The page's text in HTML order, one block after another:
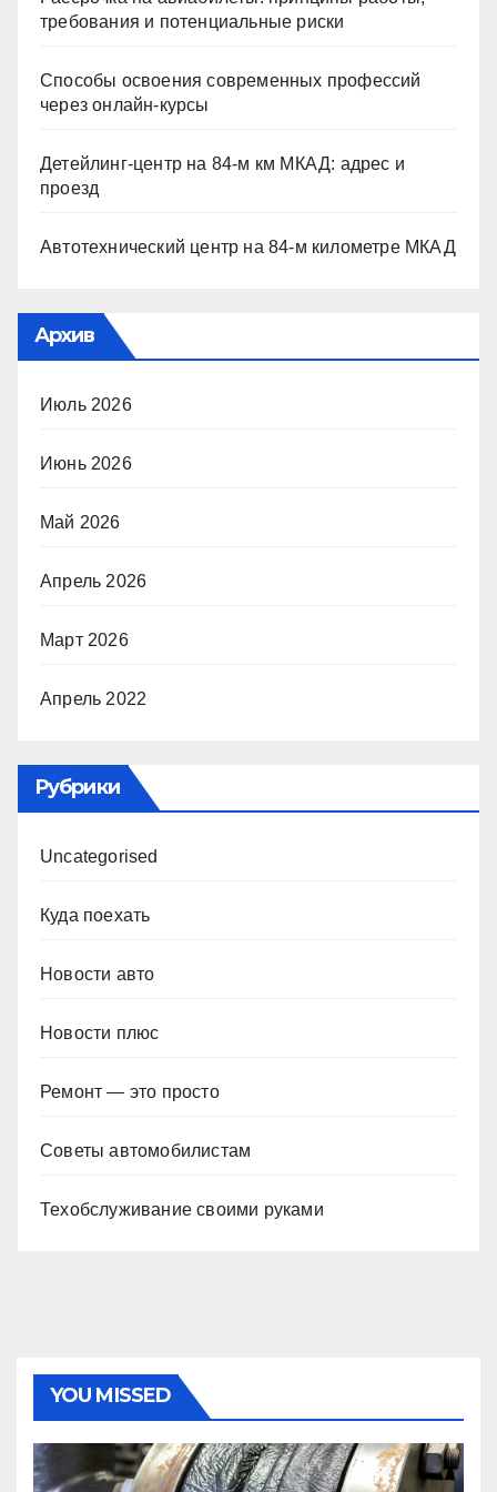
требования и потенциальные риски
Способы освоения современных профессий
через онлайн-курсы
Детейлинг-центр на 84-м км МКАД: адрес и
проезд
Автотехнический центр на 84-м километре МКАД
Архив
Июль 2026
Июнь 2026
Май 2026
Апрель 2026
Март 2026
Апрель 2022
Рубрики
Uncategorised
Куда поехать
Новости авто
Новости плюс
Ремонт — это просто
Советы автомобилистам
Техобслуживание своими руками
YOU MISSED